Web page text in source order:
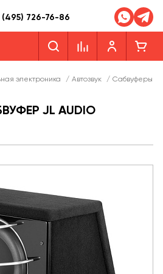
(495) 726-76-86
электроника / Автозвук / Сабвуферы
JL AUDIO